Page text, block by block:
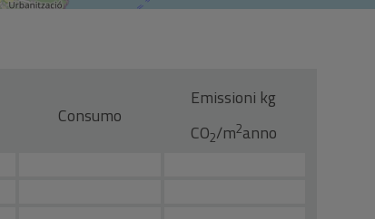
Consumo
Emissioni kg
CO2/m2anno